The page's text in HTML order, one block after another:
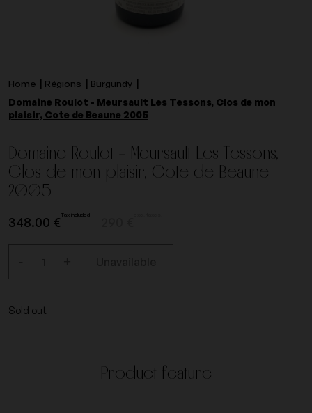
Home Régions
Burgundy
Domaine Roulot - Meursault Les Tessons, Clos de mon
plaisir, Cote de Beaune 2005
Domaine Roulot - Meursault Les Tessons,
Clos de mon plaisir, Cote de Beaune
2005
348.00 € Tax included
Sold out
Product feature